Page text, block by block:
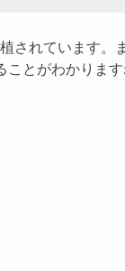
れています。
とがわかります